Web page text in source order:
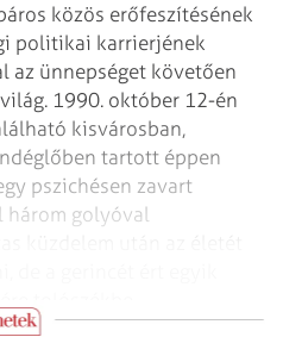
közös erőfeszítésének
politikai karrierjének
az ünnepséget követően
1990. október 12-én
kisvárosban,
tartott éppen
pszichésen zavart
három golyóval